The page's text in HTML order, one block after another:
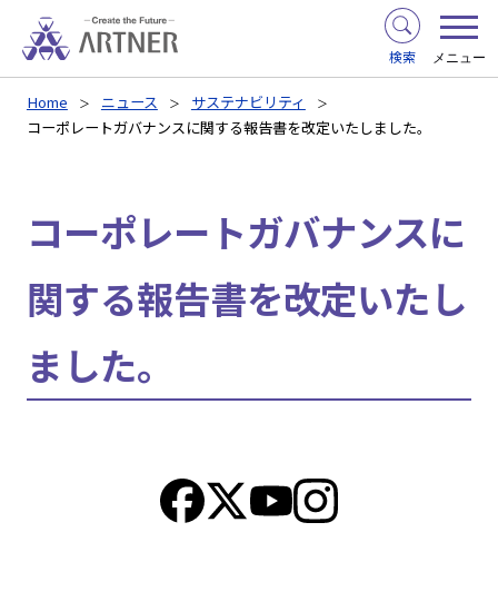
検索 メニュー
Home ニュース
サステナビリティ
コーポレートガバナンスに関する報告書を改定いたしました。
コーポレートガバナンスに
関する報告書を改定いたし
ました。